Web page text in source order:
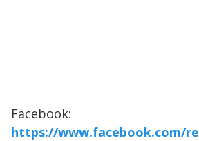
Facebook:
https://www.facebook.com/